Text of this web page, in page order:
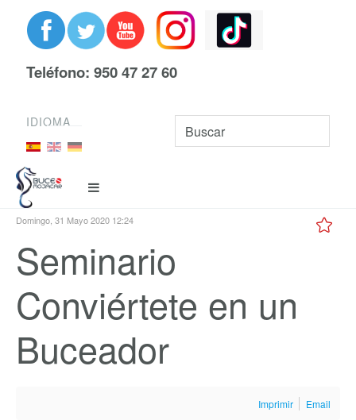
Teléfono: 950 47 27 60
IDIOMA
Domingo, 31 Mayo 2020 12:24
Seminario
Conviértete en un
Buceador
Imprimir Email